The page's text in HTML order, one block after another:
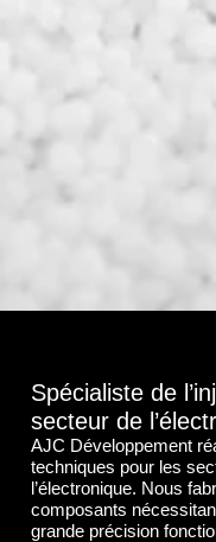
Spécialiste de
secteur de
AJC Développement
techniques pour les
l’électronique. Nous
composants
grande précision